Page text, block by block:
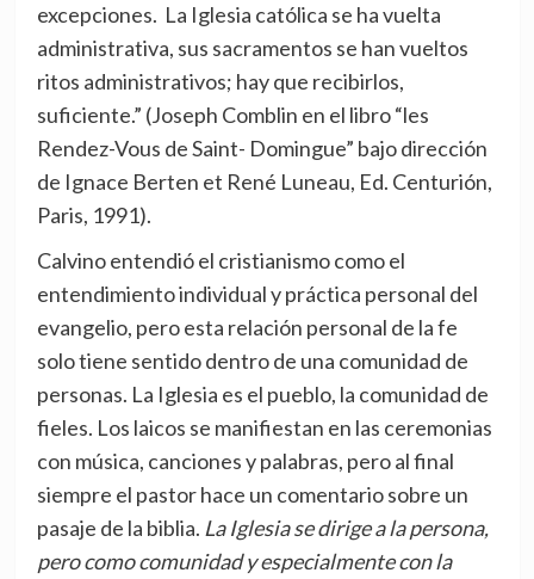
excepciones. La Iglesia católica se ha vuelta
administrativa, sus sacramentos se han vueltos
ritos administrativos; hay que recibirlos,
suficiente.” (Joseph Comblin en el libro “les
Rendez-Vous de Saint- Domingue” bajo dirección
de Ignace Berten et René Luneau, Ed. Centurión,
Paris, 1991).
Calvino entendió el cristianismo como el
entendimiento individual y práctica personal del
evangelio, pero esta relación personal de la fe
solo tiene sentido dentro de una comunidad de
personas. La Iglesia es el pueblo, la comunidad de
fieles. Los laicos se manifiestan en las ceremonias
con música, canciones y palabras, pero al final
siempre el pastor hace un comentario sobre un
pasaje de la biblia. La Iglesia se dirige a la persona,
pero como comunidad y especialmente con la